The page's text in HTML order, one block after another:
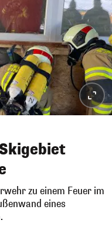
zu einem Feuer im
eines